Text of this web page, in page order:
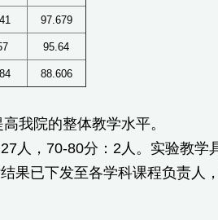
97.679
95.64
88.606
我院的整体教学水平。
人，70-80分：2人。实验教学
果已下发至各学科课程负责人